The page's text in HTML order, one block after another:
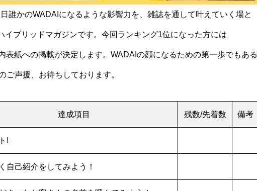
誰かのWADAIになるような影響力を、雑誌を通して叶えていく場と
イブリッドマガジンです。今回ランキング1位になった方には
表紙への掲載が決定します。WADAIの顔になるための第一歩でもある
ご声援、お待ちしております。
達成項目 残数/先着数 備考
!
自己紹介をしてみよう！